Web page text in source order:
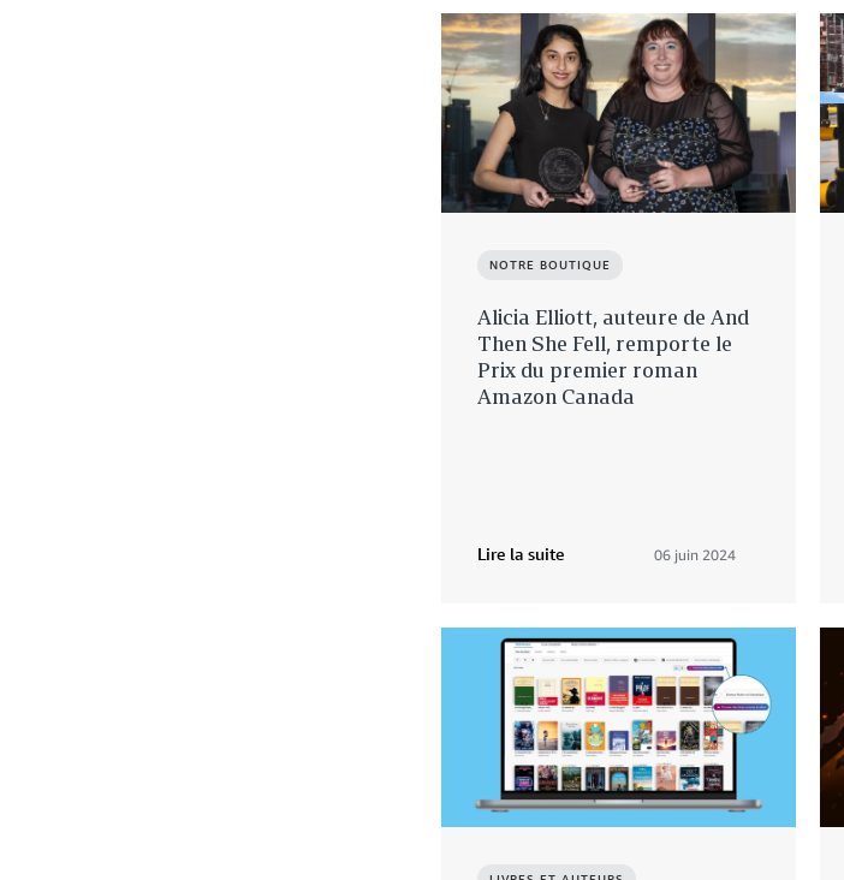
NOTRE BOUTIQUE
Alicia Elliott, auteure de And
Then She Fell, remporte le
Prix du premier roman
Amazon Canada
Lire la suite 06 juin 2024